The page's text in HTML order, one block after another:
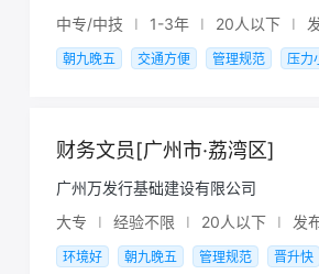
中专/中技
I 1-3年 I 20人以下 I
朝九晚五 交通方便 管理规范 压力
财务文员[广州市·荔湾区]
广州万发行基础建设有限公司
大专
I 经验不限 I 20人以下 I 发
环境好 朝九晚五 管理规范 晋升快